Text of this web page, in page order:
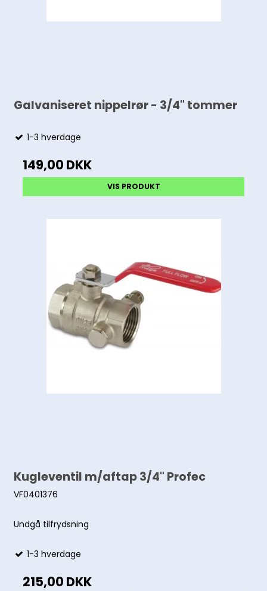
Galvaniseret nippelrør - 3/4" tommer
1-3 hverdage
149,00 DKK
VIS PRODUKT
Kugleventil m/aftap 3/4" Profec
VF0401376
Undgå tilfrydsning
1-3 hverdage
215,00 DKK